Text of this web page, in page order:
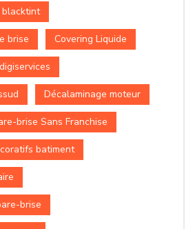
blacktint
brise Covering Liquide
digiservices
Décalaminage moteur
brise Sans Franchise
batiment
brise